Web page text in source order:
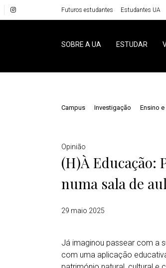
Futuros estudantes Estudantes UA
SOBRE A UA ESTUDAR
Campus Investigação Ensino
Opinião
(H)À Educação:
numa sala de
29 maio 2025
Já imaginou passear com a
com uma aplicação